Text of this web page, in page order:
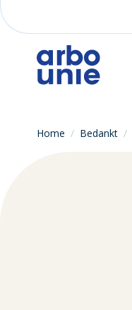
Home / Bedankt /